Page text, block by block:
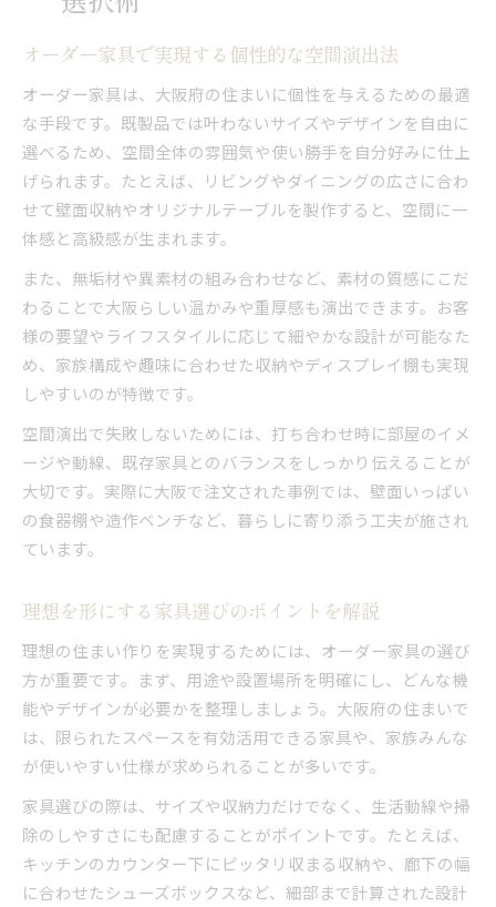
オーダー家具で実現する個性的な空間演出法
オーダー家具は、大阪府の住まいに個性を与えるための最適
な手段です。既製品では叶わないサイズやデザインを自由に
選べるため、空間全体の雰囲気や使い勝手を自分好みに仕上
げられます。たとえば、リビングやダイニングの広さに合わ
せて壁面収納やオリジナルテーブルを製作すると、空間に一
体感と高級感が生まれます。
また、無垢材や異素材の組み合わせなど、素材の質感にこだ
わることで大阪らしい温かみや重厚感も演出できます。お客
様の要望やライフスタイルに応じて細やかな設計が可能なた
め、家族構成や趣味に合わせた収納やディスプレイ棚も実現
しやすいのが特徴です。
空間演出で失敗しないためには、打ち合わせ時に部屋のイメ
ージや動線、既存家具とのバランスをしっかり伝えることが
大切です。実際に大阪で注文された事例では、壁面いっぱい
の食器棚や造作ベンチなど、暮らしに寄り添う工夫が施され
ています。
理想を形にする家具選びのポイントを解説
理想の住まい作りを実現するためには、オーダー家具の選び
方が重要です。まず、用途や設置場所を明確にし、どんな機
能やデザインが必要かを整理しましょう。大阪府の住まいで
は、限られたスペースを有効活用できる家具や、家族みんな
が使いやすい仕様が求められることが多いです。
家具選びの際は、サイズや収納力だけでなく、生活動線や掃
除のしやすさにも配慮することがポイントです。たとえば、
キッチンのカウンター下にピッタリ収まる収納や、廊下の幅
に合わせたシューズボックスなど、細部まで計算された設計